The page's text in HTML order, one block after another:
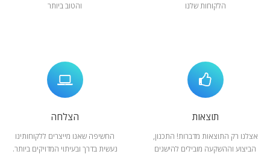
הלקוחות שלנו
והטוב ביותר
תוצאות
אצלנו רק התוצאות מדברות! התכנון,
הביצוע וההשקעה מובילים להישגים
הצלחה
החשיפה שאנו מייצרים ללקוחותינו
נעשית בדרך ובעיתוי המדויקים ביותר.